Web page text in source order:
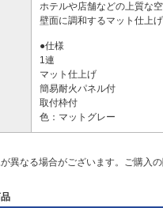
ホテルや店舗などの上質な
壁面に調和するマット仕上げ
●仕様
1連
マット仕上げ
簡易耐火パネル付
取付枠付
色：マットグレー
異なる場合がございます。ご購入の